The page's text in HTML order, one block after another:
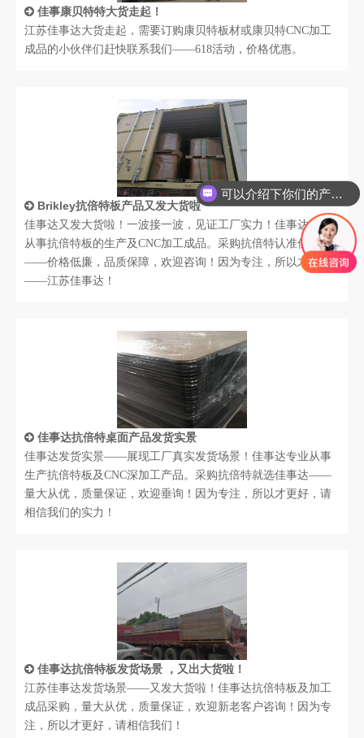
佳事康贝特特大货走起！
江苏佳事达大货走起，需要订购康贝特板材或康贝特CNC加工
成品的小伙伴们赶快联系我们——618活动，价格优惠。
Brikley抗倍特板产品又发大货啦
佳事达又发大货啦！一波接一波，见证工厂实力！佳事达专业
从事抗倍特板的生产及CNC加工成品。采购抗倍特认准佳事达
——价格低廉，品质保障，欢迎咨询！因为专注，所以才更好
——江苏佳事达！
佳事达抗倍特桌面产品发货实景
佳事达发货实景——展现工厂真实发货场景！佳事达专业从事
生产抗倍特板及CNC深加工产品。采购抗倍特就选佳事达——
量大从优，质量保证，欢迎垂询！因为专注，所以才更好，请
相信我们的实力！
佳事达抗倍特板发货场景 ，又出大货啦！
江苏佳事达发货场景——又发大货啦！佳事达抗倍特板及加工
成品采购，量大从优，质量保证，欢迎新老客户咨询！因为专
注，所以才更好，请相信我们！
可以介绍下你们的产品么